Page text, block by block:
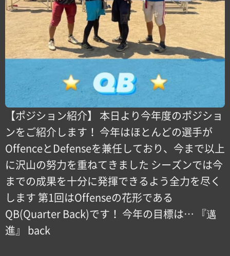
【ポジション紹介】 本日より今年度のポジショ
ンをご紹介します！ 今年はほとんどの選手が
OffenceとDefenseを兼任しており、今まで以上
に沢山の努力を重ねてきました シーズンでは今
までの成果を十分に発揮できるよう全力を尽く
します 第1回はOffenseの花形である
QB(Quarter Back)です！ 今年の目標は… 『邁
進』 back